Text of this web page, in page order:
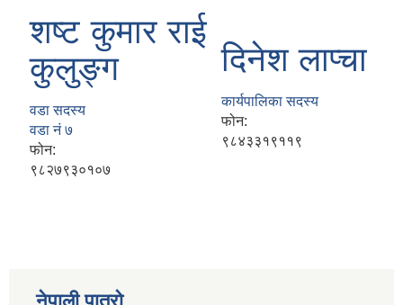
शष्ट कुमार राई
कुलुङ्ग
वडा सदस्य
वडा नं ७
फोन:
९८२७९३०१०७
दिनेश लाप्चा
कार्यपालिका सदस्य
फोन:
९८४३३१९११९